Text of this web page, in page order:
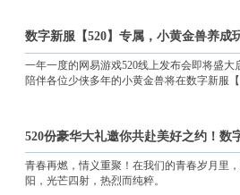
数字新服【520】专属，小黄金兽养成
一年一度的网易游戏520线上发布会即将盛大
陪伴各位少侠多年的小黄金兽将在数字新服
值全都有，真爱陪你到永久小黄金兽的觉醒
能初始可提供攻击力和命中率加成，而通过
速度属性提升，还可为小黄金兽解锁强力技
好帮手！
520份豪华大礼邀你共赴美好之约！数
青春再燃，情义重聚！在我们的青春岁月里
阳，光芒四射，热烈而纯粹。